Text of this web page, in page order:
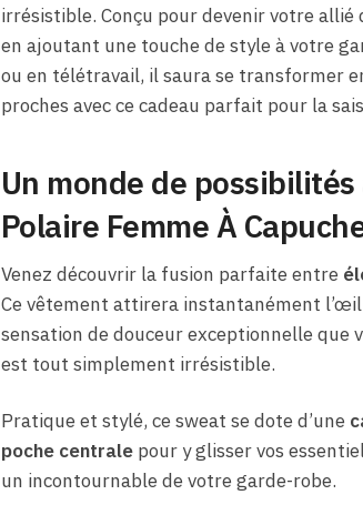
irrésistible. Conçu pour devenir votre
en ajoutant une touche de style à votre
ou en télétravail, il saura se transformer
proches avec ce cadeau parfait pour la
Un monde de
Polaire Femme À
Venez découvrir la fusion parfaite entre
Ce vêtement attirera instantanément
sensation de douceur exceptionnelle que
est tout simplement irrésistible.
Pratique et stylé, ce sweat se dote d’une
poche centralepour y glisser vos
un incontournable de votre garde-robe.